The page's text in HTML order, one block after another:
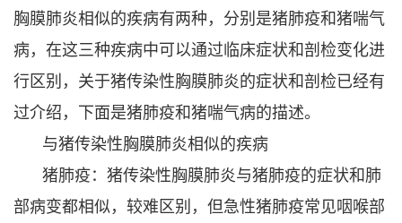
胸膜肺炎相似的疾病有两种，分别是猪肺疫和猪喘气
病，在这三种疾病中可以通过临床症状和剖检变化进
行区别，关于猪传染性胸膜肺炎的症状和剖检已经有
过介绍，下面是猪肺疫和猪喘气病的描述。
与猪传染性胸膜肺炎相似的疾病
猪肺疫：猪传染性胸膜肺炎与猪肺疫的症状和肺
部病变都相似，较难区别，但急性猪肺疫常见咽喉部